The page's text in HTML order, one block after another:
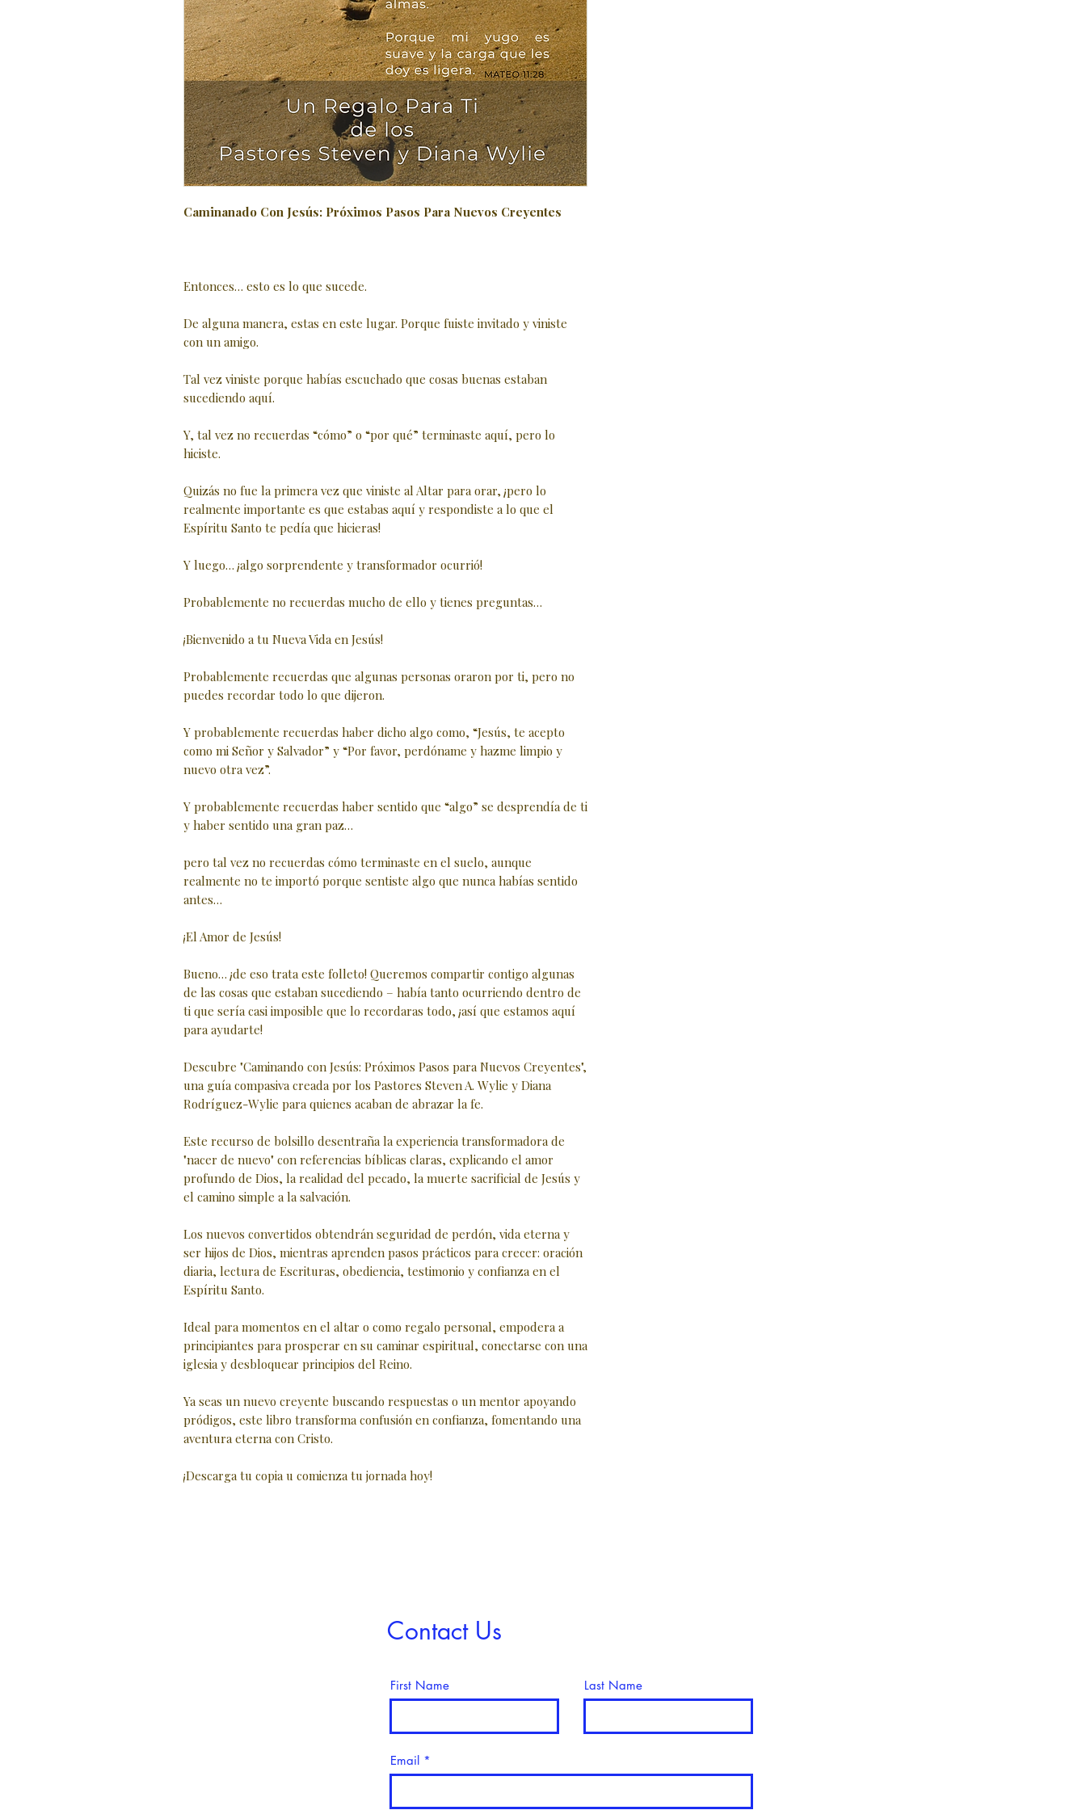
Caminanado Con Jesús: Próximos Pasos Para Nuevos Creyentes
Entonces… esto es lo que sucede.
De alguna manera, estas en este lugar. Porque fuiste invitado y viniste
con un amigo.
Tal vez viniste porque habías escuchado que cosas buenas estaban
sucediendo aquí.
Y, tal vez no recuerdas “cómo” o “por qué” terminaste aquí, pero lo
hiciste.
Quizás no fue la primera vez que viniste al Altar para orar, ¡pero lo
realmente importante es que estabas aquí y respondiste a lo que el
Espíritu Santo te pedía que hicieras!
Y luego… ¡algo sorprendente y transformador ocurrió!
Probablemente no recuerdas mucho de ello y tienes preguntas…
¡Bienvenido a tu Nueva Vida en Jesús!
Probablemente recuerdas que algunas personas oraron por ti, pero no
puedes recordar todo lo que dijeron.
Y probablemente recuerdas haber dicho algo como, “Jesús, te acepto
como mi Señor y Salvador” y “Por favor, perdóname y hazme limpio y
nuevo otra vez”.
Y probablemente recuerdas haber sentido que “algo” se desprendía de ti
y haber sentido una gran paz…
pero tal vez no recuerdas cómo terminaste en el suelo, aunque
realmente no te importó porque sentiste algo que nunca habías sentido
antes…
¡El Amor de Jesús!
Bueno… ¡de eso trata este folleto! Queremos compartir contigo algunas
de las cosas que estaban sucediendo – había tanto ocurriendo dentro de
ti que sería casi imposible que lo recordaras todo, ¡así que estamos aquí
para ayudarte!
Descubre "Caminando con Jesús: Próximos Pasos para Nuevos Creyentes",
una guía compasiva creada por los Pastores Steven A. Wylie y Diana
Rodríguez-Wylie para quienes acaban de abrazar la fe.
Este recurso de bolsillo desentraña la experiencia transformadora de
"nacer de nuevo" con referencias bíblicas claras, explicando el amor
profundo de Dios, la realidad del pecado, la muerte sacrificial de Jesús y
el camino simple a la salvación.
Los nuevos convertidos obtendrán seguridad de perdón, vida eterna y
ser hijos de Dios, mientras aprenden pasos prácticos para crecer: oración
diaria, lectura de Escrituras, obediencia, testimonio y confianza en el
Espíritu Santo.
Ideal para momentos en el altar o como regalo personal, empodera a
principiantes para prosperar en su caminar espiritual, conectarse con una
iglesia y desbloquear principios del Reino.
Ya seas un nuevo creyente buscando respuestas o un mentor apoyando
pródigos, este libro transforma confusión en confianza, fomentando una
aventura eterna con Cristo.
¡Descarga tu copia u comienza tu jornada hoy!
Contact Us
First Name Last Name
Email